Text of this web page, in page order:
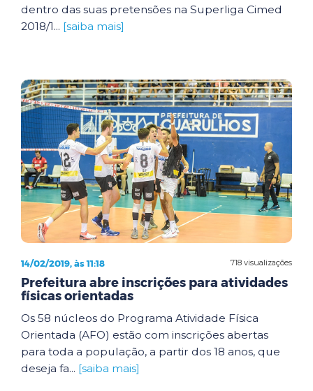
dentro das suas pretensões na Superliga Cimed
2018/1... [saiba mais]
718 visualizações
14/02/2019, às 11:18
Prefeitura abre inscrições para atividades
físicas orientadas
Os 58 núcleos do Programa Atividade Física
Orientada (AFO) estão com inscrições abertas
para toda a população, a partir dos 18 anos, que
deseja fa... [saiba mais]